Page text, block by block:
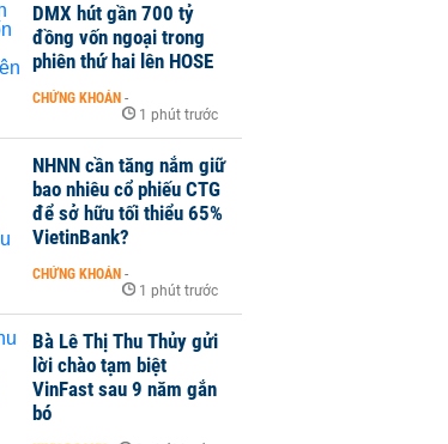
DMX hút gần 700 tỷ
đồng vốn ngoại trong
phiên thứ hai lên HOSE
CHỨNG KHOÁN -
1 phút trước
NHNN cần tăng nắm giữ
bao nhiêu cổ phiếu CTG
để sở hữu tối thiểu 65%
VietinBank?
CHỨNG KHOÁN -
1 phút trước
Bà Lê Thị Thu Thủy gửi
lời chào tạm biệt
VinFast sau 9 năm gắn
bó